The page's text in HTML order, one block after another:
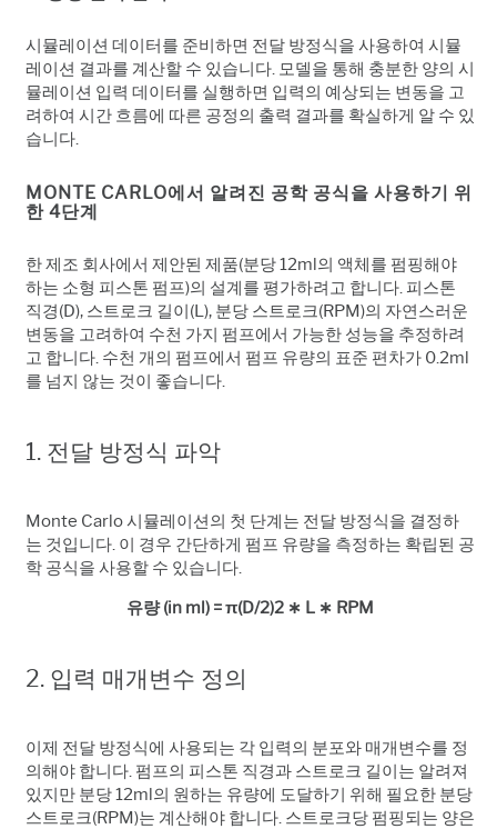
시뮬레이션 데이터를 준비하면 전달 방정식을 사용하여 시뮬
레이션 결과를 계산할 수 있습니다. 모델을 통해 충분한 양의 시
뮬레이션 입력 데이터를 실행하면 입력의 예상되는 변동을 고
려하여 시간 흐름에 따른 공정의 출력 결과를 확실하게 알 수 있
습니다.
MONTE CARLO에서 알려진 공학 공식을 사용하기 위
한 4단계
한 제조 회사에서 제안된 제품(분당 12ml의 액체를 펌핑해야
하는 소형 피스톤 펌프)의 설계를 평가하려고 합니다. 피스톤
직경(D), 스트로크 길이(L), 분당 스트로크(RPM)의 자연스러운
변동을 고려하여 수천 가지 펌프에서 가능한 성능을 추정하려
고 합니다. 수천 개의 펌프에서 펌프 유량의 표준 편차가 0.2ml
를 넘지 않는 것이 좋습니다.
1. 전달 방정식 파악
Monte Carlo 시뮬레이션의 첫 단계는 전달 방정식을 결정하
는 것입니다. 이 경우 간단하게 펌프 유량을 측정하는 확립된 공
학 공식을 사용할 수 있습니다.
유량 (in ml) = π(D/2)2 ∗ L ∗ RPM
2. 입력 매개변수 정의
이제 전달 방정식에 사용되는 각 입력의 분포와 매개변수를 정
의해야 합니다. 펌프의 피스톤 직경과 스트로크 길이는 알려져
있지만 분당 12ml의 원하는 유량에 도달하기 위해 필요한 분당
스트로크(RPM)는 계산해야 합니다. 스트로크당 펌핑되는 양은